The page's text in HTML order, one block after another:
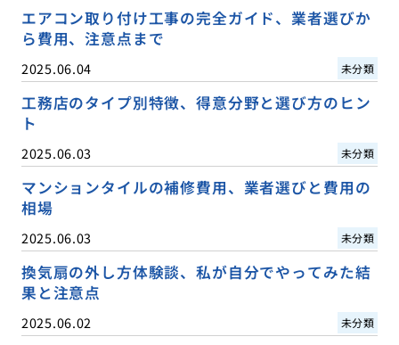
エアコン取り付け工事の完全ガイド、業者選びか
ら費用、注意点まで
2025.06.04 未分類
工務店のタイプ別特徴、得意分野と選び方のヒン
ト
2025.06.03 未分類
マンションタイルの補修費用、業者選びと費用の
相場
2025.06.03 未分類
換気扇の外し方体験談、私が自分でやってみた結
果と注意点
2025.06.02 未分類